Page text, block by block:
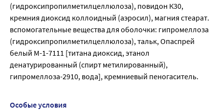
(гидроксипропилметилцеллюлоза), повидон К30,
кремния диоксид коллоидный (аэросил), магния стеарат.
вспомогательные вещества для оболочки: гипромеллоза
(гидроксипропилметилцеллюлоза), тальк, Опаспрей
белый М-1-7111 [титана диоксид, этанол
денатурированный (спирт метилированный),
гипромеллоза-2910, вода], кремниевый пеногаситель.
Особые условия